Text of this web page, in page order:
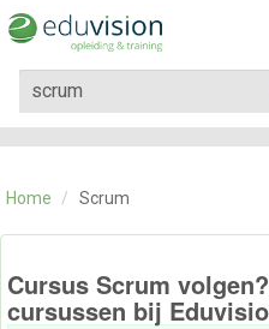
CATEGORIE
OVER ONS
CONTACT
Home / Scrum
Cursus Scrum
cursussen bij